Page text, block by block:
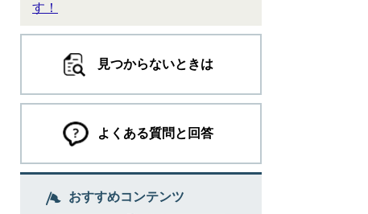
す！
見つからないときは
よくある質問と回答
おすすめコンテンツ